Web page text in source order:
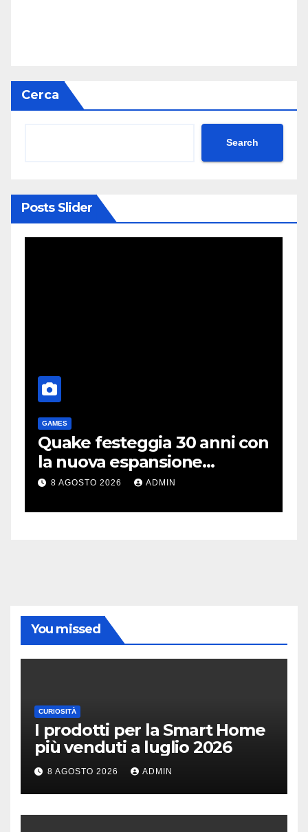
Cerca
Search
Posts Slider
GAMES
Quake festeggia 30 anni con
la nuova espansione
gratuita Dawn of The
8 AGOSTO 2026 ADMIN
You missed
CURIOSITÀ
I prodotti per la Smart Home
più venduti a luglio 2026
8 AGOSTO 2026 ADMIN